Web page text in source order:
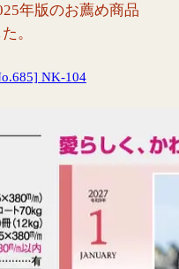
年版のお薦め商品
。
NK-104